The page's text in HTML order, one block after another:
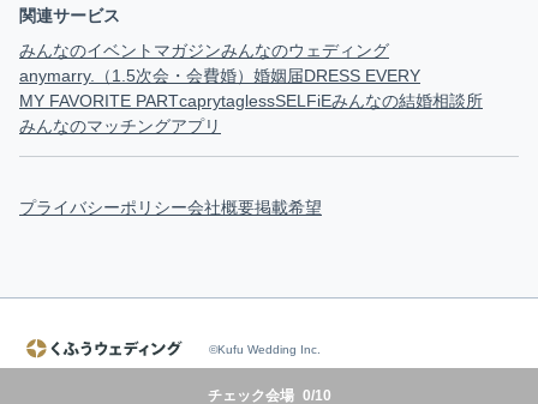
チェック会場 0/10
関連サービス
みんなのイベントマガジンみんなのウェディング
anymarry.（1.5次会・会費婚） 婚姻届DRESS EVERY
MY FAVORITE PARTcaprytaglessSELFiEみんなの結婚相談所
みんなのマッチングアプリ
プライバシーポリシー会社概要掲載希望
©Kufu Wedding Inc.